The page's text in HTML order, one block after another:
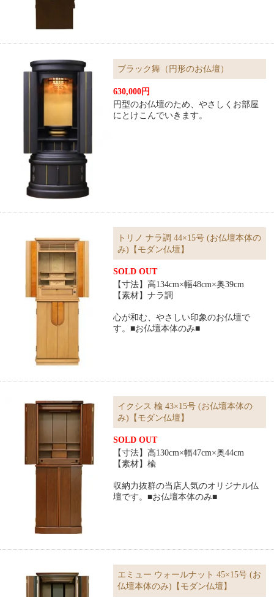
ブラック舞（円形のお仏壇）
630,000円
円型のお仏壇のため、やさしくお部屋
にとけこんでいきます。
トリノ ナラ調 44×15号 (お仏壇本体の
み)【モダン仏壇】
SOLD OUT
【寸法】高134cm×幅48cm×奥39cm
【素材】ナラ調
心が和む、やさしい印象のお仏壇で
す。■お仏壇本体のみ■
イクシス 楡 43×15号 (お仏壇本体の
み)【モダン仏壇】
SOLD OUT
【寸法】高130cm×幅47cm×奥44cm
【素材】楡
収納力抜群の当店人気のオリジナル仏
壇です。■お仏壇本体のみ■
エミュー ウォールナット 45×15号 (お
仏壇本体のみ)【モダン仏壇】